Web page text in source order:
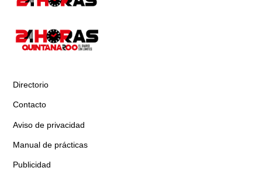
Directorio
Contacto
Aviso de privacidad
Manual de prácticas
Publicidad